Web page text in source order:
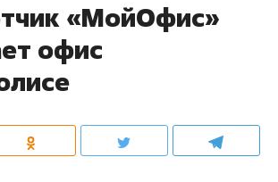
«МойОфис»
офис